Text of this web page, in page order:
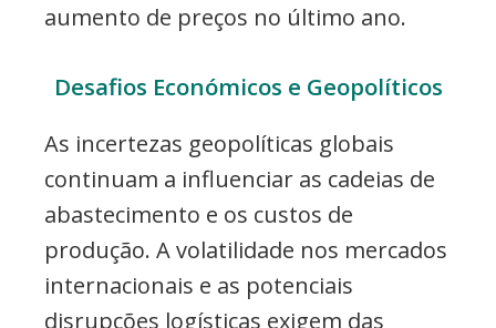
aumento de preços no último ano.
Desafios Económicos e Geopolíticos
As incertezas geopolíticas globais
continuam a influenciar as cadeias de
abastecimento e os custos de
produção. A volatilidade nos mercados
internacionais e as potenciais
disrupções logísticas exigem das